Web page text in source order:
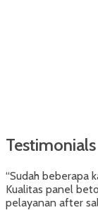
Testimonials
“Sudah beberapa
Kualitas panel
pelayanan after